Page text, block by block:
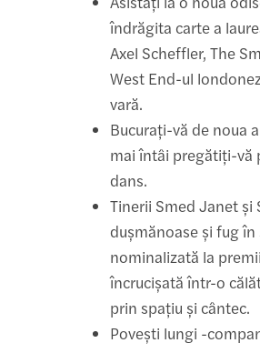
îndrăgita carte a
Axel Scheffler, The
West End-ul
vară.
Bucurați-vă de noua
mai întâi pregătiți-vă
dans.
Tinerii Smed Janet
dușmănoase și fug
nominalizată la
încrucișată într-o
prin spațiu și cântec.
Povești lungi -